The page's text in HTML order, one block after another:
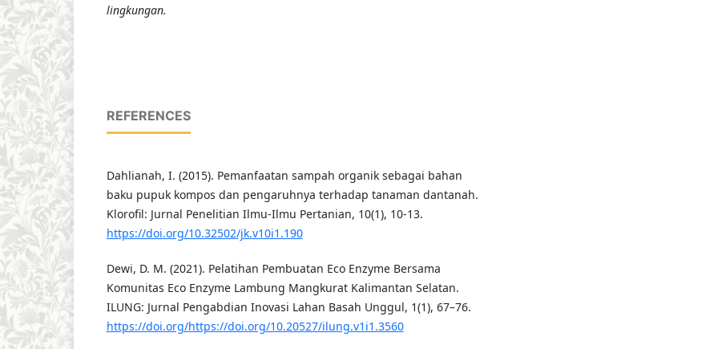
lingkungan.
REFERENCES
Dahlianah, I. (2015). Pemanfaatan sampah organik sebagai bahan
baku pupuk kompos dan pengaruhnya terhadap tanaman dantanah.
Klorofil: Jurnal Penelitian Ilmu-Ilmu Pertanian, 10(1), 10-13.
https://doi.org/10.32502/jk.v10i1.190
Dewi, D. M. (2021). Pelatihan Pembuatan Eco Enzyme Bersama
Komunitas Eco Enzyme Lambung Mangkurat Kalimantan Selatan.
ILUNG: Jurnal Pengabdian Inovasi Lahan Basah Unggul, 1(1), 67–76.
https://doi.org/https://doi.org/10.20527/ilung.v1i1.3560